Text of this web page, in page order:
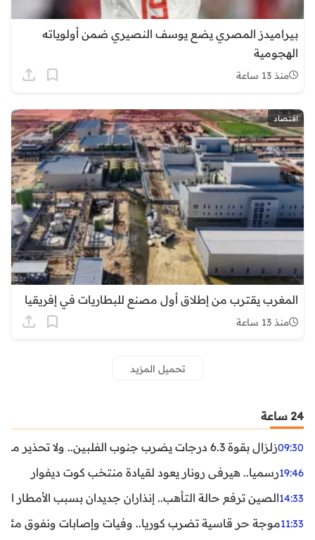
بيراميدز المصري يضع يوسف النصيري ضمن أولوياته
الهجومية
منذ 13 ساعة
اقتصاد
المغرب يقترب من إطلاق أول مصنع للبطاريات في إفريقيا
منذ 13 ساعة
تحميل المزيد
24 ساعة
09:30زلزال بقوة 6.3 درجات يضرب جنوب الفلبين.. ولا تحذير من تسونامي حتى الآن
19:46رسميا.. هيرفي رونار يعود لقيادة منتخب كوت ديفوار
14:33الصين ترفع حالة التأهب.. إنذاران جديدان بسبب الأمطار
11:33موجة حر قاسية تضرب كوريا.. وفيات وإصابات ونفوق مئات